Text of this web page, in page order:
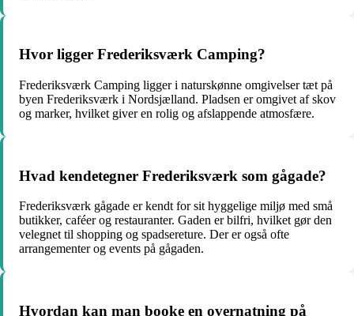
Hvor ligger Frederiksværk Camping?
Frederiksværk Camping ligger i naturskønne omgivelser tæt på
byen Frederiksværk i Nordsjælland. Pladsen er omgivet af skov
og marker, hvilket giver en rolig og afslappende atmosfære.
Hvad kendetegner Frederiksværk som gågade?
Frederiksværk gågade er kendt for sit hyggelige miljø med små
butikker, caféer og restauranter. Gaden er bilfri, hvilket gør den
velegnet til shopping og spadsereture. Der er også ofte
arrangementer og events på gågaden.
Hvordan kan man booke en overnatning på